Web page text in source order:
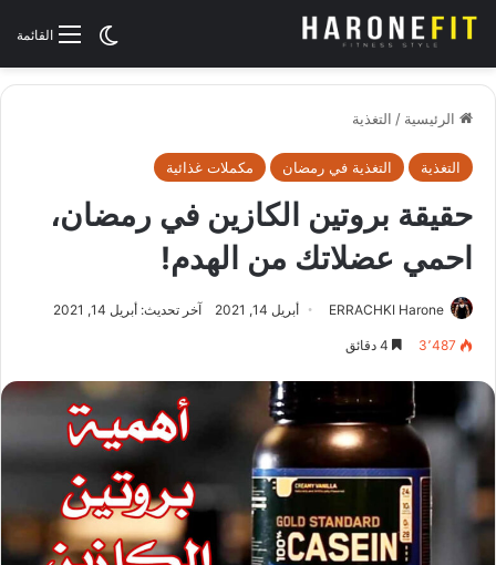
القائمةالوضع
الرئيسية / التغذية
التغذية التغذية في رمضان مكملات غذائية
حقيقة بروتين الكازين في رمضان،
احمي عضلاتك من الهدم!
ERRACHKI Harone أبريل 14, 2021 آخر تحديث: أبريل 14, 2021
3٬487